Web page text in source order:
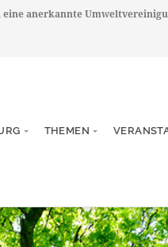
eine anerkannte
THEMEN